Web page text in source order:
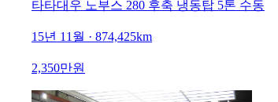
타타대우 노부스 280 후축 냉동탑 5톤 수동
15년 11월 · 874,425km
2,350만원